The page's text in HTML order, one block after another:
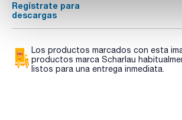
Regístrate para
descargas
Los productos marcados con esta
productos marca Scharlau
listos para una entrega inmediata.